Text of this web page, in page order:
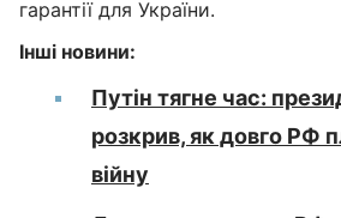
гарантії для України.
Інші новини:
Путін тягне час:
розкрив, як довго РФ
війну